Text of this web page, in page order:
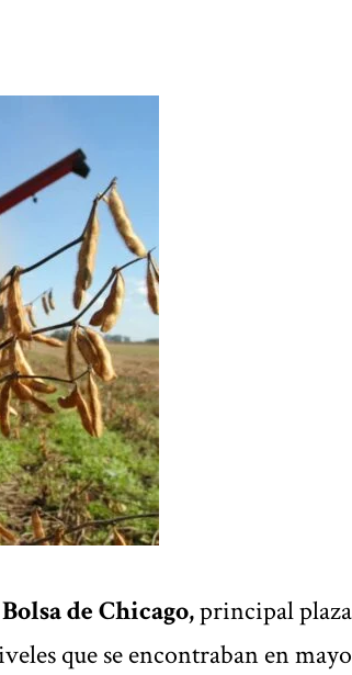
Bolsa de Chicago,principal plaza
que se encontraban en mayo